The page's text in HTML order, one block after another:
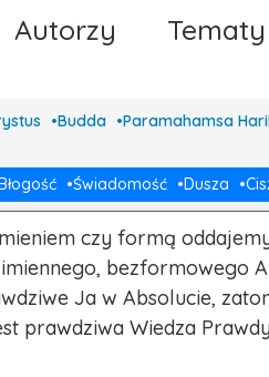
Autorzy Tematy
Budda Paramahamsa
Świadomość Dusza
czy formą
bezformowego
Ja w Absolucie,
prawdziwa Wiedza